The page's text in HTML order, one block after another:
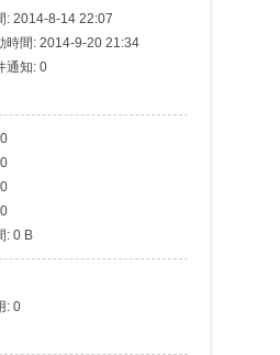
: 2014-8-14 22:07
時間: 2014-9-20 21:34
通知: 0
: 0 B
: 0